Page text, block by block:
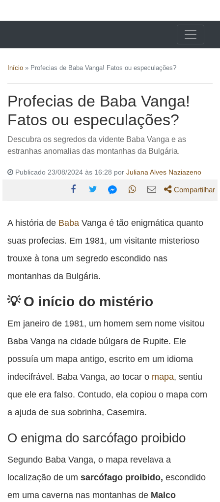
Início » Profecias de Baba Vanga! Fatos ou especulações?
Profecias de Baba Vanga!
Fatos ou especulações?
Descubra os segredos da vidente Baba Vanga e as
estranhas anomalias das montanhas da Bulgária.
Publicado 23/08/2024 às 16:28 por Juliana Alves Naziazeno
esta
publicação
Facebook
esta
publicação
esta
publicação
esta
publicação
esta
publicação
Compartilhar
A história de Baba Vanga é tão enigmática quanto
suas profecias. Em 1981, um visitante misterioso
trouxe à tona um segredo escondido nas
montanhas da Bulgária.
O início do mistério
Em janeiro de 1981, um homem sem nome visitou
Baba Vanga na cidade búlgara de Rupite. Ele
possuía um mapa antigo, escrito em um idioma
indecifrável. Baba Vanga, ao tocar o mapa, sentiu
que ele era falso. Contudo, ela copiou o mapa com
a ajuda de sua sobrinha, Casemira.
O enigma do sarcófago proibido
Segundo Baba Vanga, o mapa revelava a
localização de um sarcófago proibido, escondido
em uma caverna nas montanhas de Malco